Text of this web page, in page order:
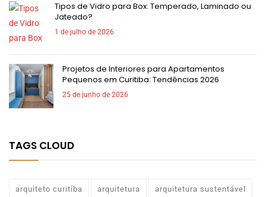
Tipos de Vidro para Box: Temperado, Laminado ou
Jateado?
1 de julho de 2026
Projetos de Interiores para Apartamentos
Pequenos em Curitiba: Tendências 2026
25 de junho de 2026
TAGS CLOUD
arquiteto curitiba arquitetura arquitetura sustentável